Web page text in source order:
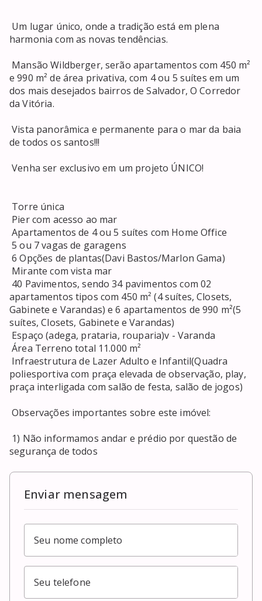
harmonia com as novas tendências.
e 990 m² de área privativa, com 4 ou 5 suítes em um
dos mais desejados bairros de Salvador, O Corredor
da Vitória.
Vista panorâmica e permanente para o mar da baia
de todos os santos!!!
Venha ser exclusivo em um projeto ÚNICO!
Apartamentos de 4 ou 5 suítes com Home Office
5 ou 7 vagas de garagens
6 Opções de plantas(Davi Bastos/Marlon Gama)
apartamentos tipos com 450 m² (4 suítes, Closets,
Gabinete e Varandas) e 6 apartamentos de 990 m²(5
suítes, Closets, Gabinete e Varandas)
Área Terreno total 11.000 m²
poliesportiva com praça elevada de observação, play,
praça interligada com salão de festa, salão de jogos)
Observações importantes sobre este imóvel:
segurança de todos
Enviar mensagem